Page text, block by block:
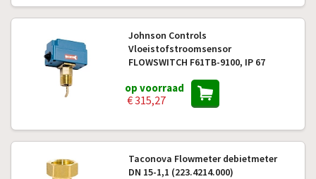
Johnson Controls
Vloeistofstroomsensor
FLOWSWITCH F61TB-9100, IP 67
op voorraad
€ 315,27
Taconova Flowmeter debietmeter
DN 15-1,1 (223.4214.000)